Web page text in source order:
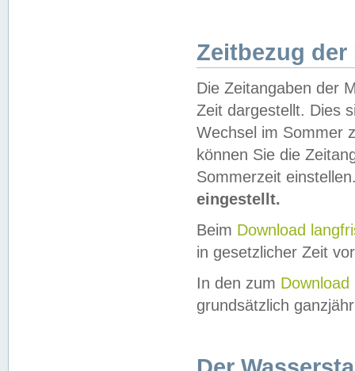
Zeitbezug der
Die Zeitangaben der
Zeit dargestellt. Dies
Wechsel im Sommer
können Sie die
Sommerzeit
eingestellt.
Beim Download
in gesetzlicher Zeit
In den zum Download
grundsätzlich